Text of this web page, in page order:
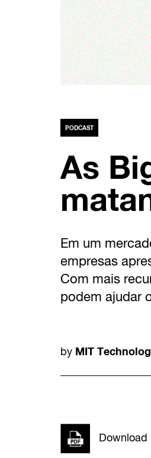
PODCAST
As
Em um
empresas
Com mais
podem ajudar
by MIT
Download